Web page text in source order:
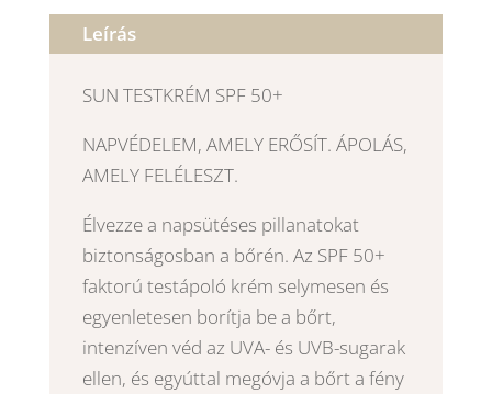
Leírás
SUN TESTKRÉM SPF 50+
NAPVÉDELEM, AMELY ERŐSÍT. ÁPOLÁS,
AMELY FELÉLESZT.
Élvezze a napsütéses pillanatokat
biztonságosban a bőrén. Az SPF 50+
faktorú testápoló krém selymesen és
egyenletesen borítja be a bőrt,
intenzíven véd az UVA- és UVB-sugarak
ellen, és egyúttal megóvja a bőrt a fény